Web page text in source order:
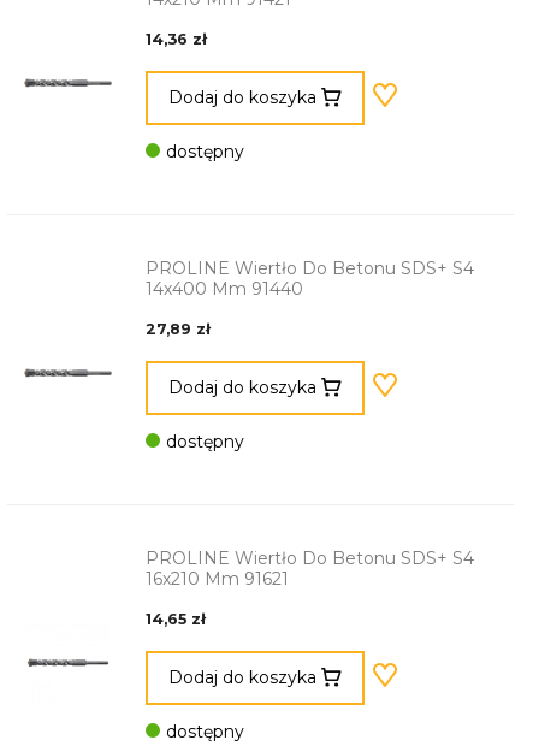
14,36 zł
Dodaj do koszyka
dostępny
PROLINE Wiertło Do Betonu SDS+ S4
14x400 Mm 91440
27,89 zł
Dodaj do koszyka
dostępny
PROLINE Wiertło Do Betonu SDS+ S4
16x210 Mm 91621
14,65 zł
Dodaj do koszyka
dostępny